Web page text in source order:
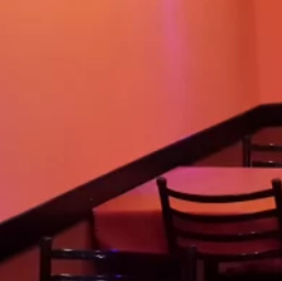
Reclamar autoría
Cerrado